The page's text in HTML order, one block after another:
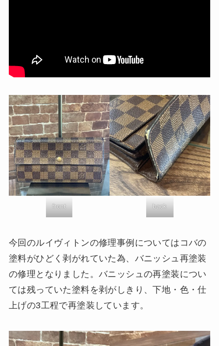
front back
今回のルイヴィトンの修理事例についてはコバの
塗料がひどく剥がれていた為、バニッシュ再塗装
の修理となりました。バニッシュの再塗装につい
ては残っていた塗料を剥がしきり、下地・色・仕
上げの3工程で再塗装しています。